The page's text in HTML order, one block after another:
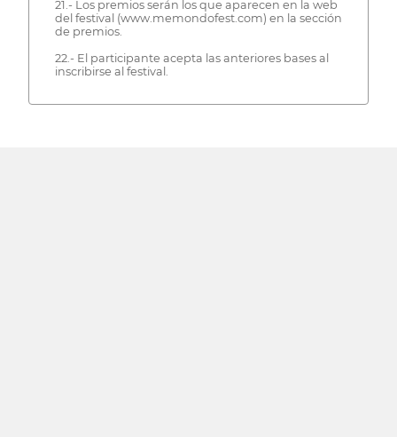
21.- Los premios serán los que aparecen en la web
del festival (www.memondofest.com) en la sección
de premios.
22.- El participante acepta las anteriores bases al
inscribirse al festival.